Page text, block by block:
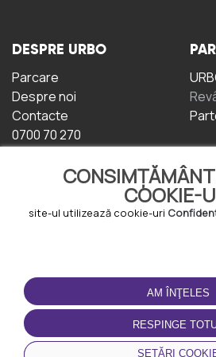
COOKIE-
site-ul utilizează cookie-uri
AM ÎNŢELES
RESPINGE
SETĂRI
DESPRE URBO
Parcare
Despre noi
Contacte
0700 70 270
TERMENI DE UTILIZARE
Termeni și condiții
Politica de
Confidențialitate
Politica de cookie-uri